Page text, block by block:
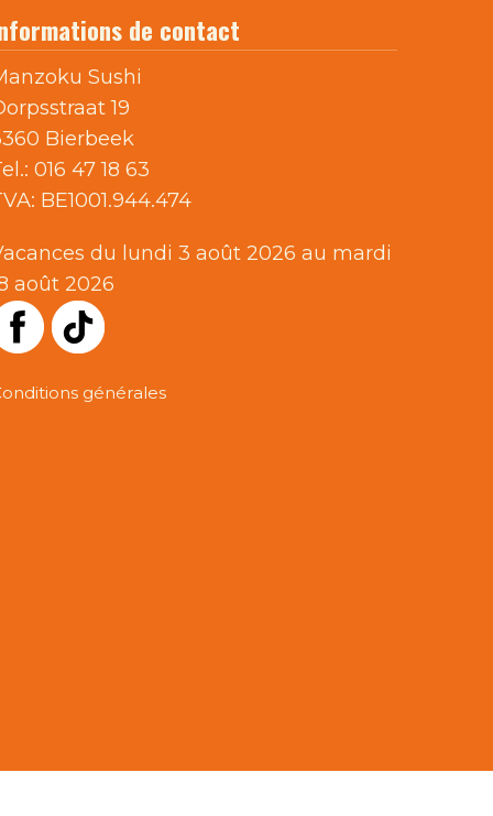
de contact
Sushi
19
Bierbeek
016 47 18 63
BE1001.944.474
du lundi 3 août 2026 au mardi
août 2026
générales